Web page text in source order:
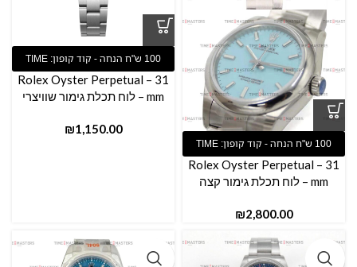
Rolex Oyster Perpetual – 31
mm – לוח תכלת גימור קצה
₪
Rolex Oyster Perpetual – 31
mm – לוח תכלת גימור שוויצרי
₪